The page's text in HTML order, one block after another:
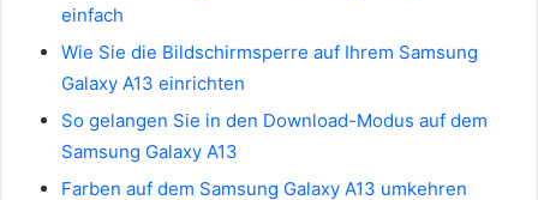
einfach
Wie Sie die Bildschirmsperre auf Ihrem Samsung
Galaxy A13 einrichten
So gelangen Sie in den Download-Modus auf dem
Samsung Galaxy A13
Farben auf dem Samsung Galaxy A13 umkehren